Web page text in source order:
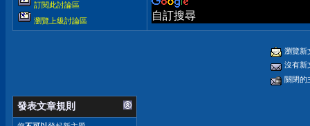
訂閱此討論區
瀏覽上級討論區
自訂搜尋
瀏覽新
沒有新
關閉的
發表文章規則